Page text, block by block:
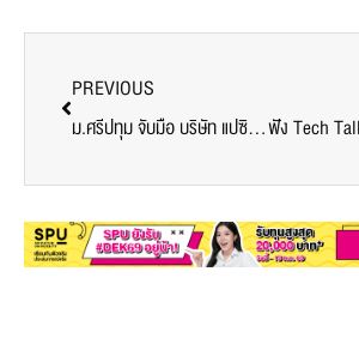
PREVIOUS
ม.ศรีปทุม จับมือ บริษัท แปซิฟิค เวิลด์ มีตติ้งส์ แอนด์ อีเว้นท์ส (ประเทศไทย) จำกัด ปั้นบัณฑิตสู่อุตสาหกรรมการบริการระดับ World Class Standard